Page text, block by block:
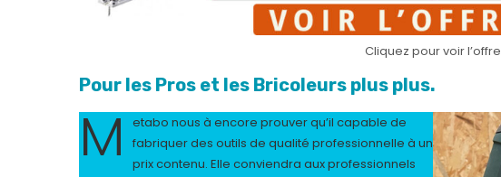
Cliquez pour voir l’offre
Pour les Pros et les Bricoleurs plus plus.
M etabo nous à encore prouver qu’il capable de
fabriquer des outils de qualité professionnelle à un
prix contenu. Elle conviendra aux professionnels